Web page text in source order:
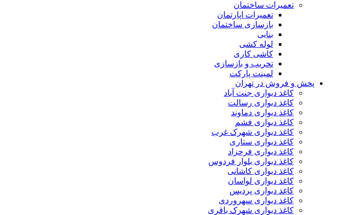
تعمیرات ساختمان
تعمیرات اپارتمان
بازسازی ساختمان
بنایی
لوله کشی
کاشی کاری
تخریب و بازسازی
لمینت پارکت
پخش و فروش در تهران
کاغذ دیواری جنت آباد
کاغذ دیواری رسالت
کاغذ دیواری دماوند
کاغذ دیواری فشم
کاغذ دیواری شهرک غرب
کاغذ دیواری ستاری
کاغذ دیواری فرحزاد
کاغذ دیواری بلوار فردوس
کاغذ دیواری کاشانی
کاغذ دیواری لواسان
کاغذ دیواری پردیس
کاغذ دیواری سهروردی
کاغذ دیواری شهرک باقری